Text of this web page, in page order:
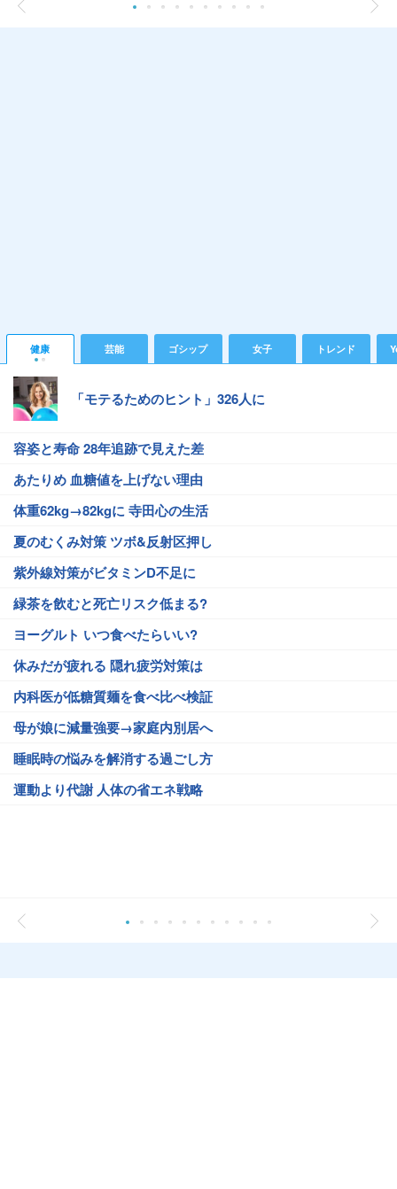
健康 芸能 ゴシップ 女子 トレンド
「モテるためのヒント」326人に
容姿と寿命 28年追跡で見えた差
あたりめ 血糖値を上げない理由
体重62kg→82kgに 寺田心の生活
夏のむくみ対策 ツボ&反射区押し
紫外線対策がビタミンD不足に
緑茶を飲むと死亡リスク低まる?
ヨーグルト いつ食べたらいい?
休みだが疲れる 隠れ疲労対策は
内科医が低糖質麺を食べ比べ検証
母が娘に減量強要→家庭内別居へ
睡眠時の悩みを解消する過ごし方
運動より代謝 人体の省エネ戦略